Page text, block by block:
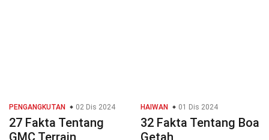
PENGANGKUTAN 02 Dis 2024
27 Fakta Tentang
HAIWAN 01 Dis 2024
32 Fakta Tentang Boa